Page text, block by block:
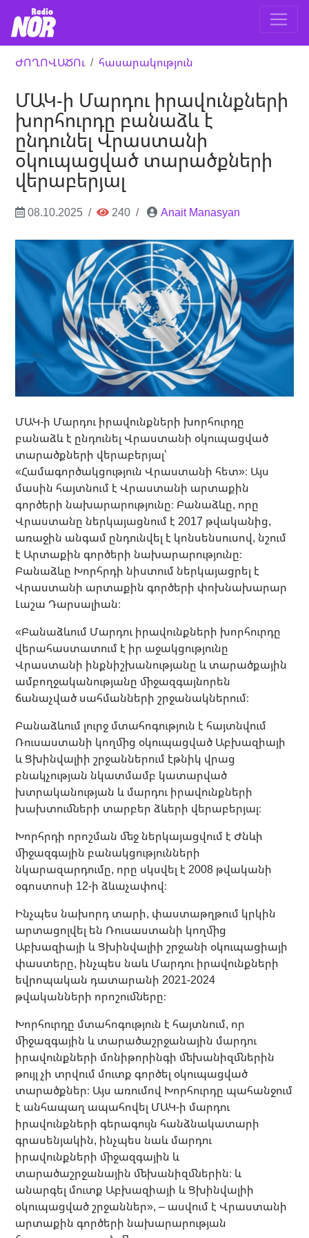
ԺՈՂՈՎԱԾՈւ հասարակություն
ՄԱԿ-ի Մարդու իրավունքների
խորհուրդը բանաձև է
ընդունել Վրաստանի
օկուպացված տարածքների
վերաբերյալ
08.10.2025 240 Anait Manasyan
ՄԱԿ-ի Մարդու իրավունքների խորհուրդը
բանաձև է ընդունել Վրաստանի օկուպացված
տարածքների վերաբերյալ՝
«Համագործակցություն Վրաստանի հետ»։ Այս
մասին հայտնում է Վրաստանի արտաքին
գործերի նախարարությունը։ Բանաձևը, որը
Վրաստանը ներկայացնում է 2017 թվականից,
առաջին անգամ ընդունվել է կոնսենսուսով, նշում
է Արտաքին գործերի նախարարությունը։
Բանաձևը Խորհրդի նիստում ներկայացրել է
Վրաստանի արտաքին գործերի փոխնախարար
Լաշա Դարսալիան։
«Բանաձևում Մարդու իրավունքների խորհուրդը
վերահաստատում է իր աջակցությունը
Վրաստանի ինքնիշխանությանը և տարածքային
ամբողջականությանը միջազգայնորեն
ճանաչված սահմանների շրջանակներում։
Բանաձևում լուրջ մտահոգություն է հայտնվում
Ռուսաստանի կողմից օկուպացված Աբխազիայի
և Ցխինվալիի շրջաններում էթնիկ վրաց
բնակչության նկատմամբ կատարված
խտրականության և մարդու իրավունքների
խախտումների տարբեր ձևերի վերաբերյալ։
Խորհրդի որոշման մեջ ներկայացվում է Ժնևի
միջազգային բանակցությունների
նկարազարդումը, որը սկսվել է 2008 թվականի
օգոստոսի 12-ի ձևաչափով։
Ինչպես նախորդ տարի, փաստաթղթում կրկին
արտացոլվել են Ռուսաստանի կողմից
Աբխազիայի և Ցխինվալիի շրջանի օկուպացիայի
փաստերը, ինչպես նաև Մարդու իրավունքների
եվրոպական դատարանի 2021-2024
թվականների որոշումները։
Խորհուրդը մտահոգություն է հայտնում, որ
միջազգային և տարածաշրջանային մարդու
իրավունքների մոնիթորինգի մեխանիզմներին
թույլ չի տրվում մուտք գործել օկուպացված
տարածքներ։ Այս առումով Խորհուրդը պահանջում
է անհապաղ ապահովել ՄԱԿ-ի մարդու
իրավունքների գերագույն հանձնակատարի
գրասենյակին, ինչպես նաև մարդու
իրավունքների միջազգային և
տարածաշրջանային մեխանիզմներին։ և
անարգել մուտք Աբխազիայի և Ցխինվալիի
օկուպացված շրջաններ», – ասվում է Վրաստանի
արտաքին գործերի նախարարության